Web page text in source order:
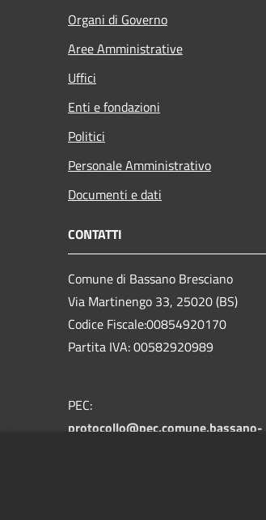
Organi di Governo
Aree Amministrative
Uffici
Enti e fondazioni
Politici
Personale Amministrativo
Documenti e dati
CONTATTI
Comune di Bassano Bresciano
Via Martinengo 33, 25020 (BS)
Codice Fiscale:00854920170
Partita IVA: 00582920989
PEC:
protocollo@pec.comune.bassano-